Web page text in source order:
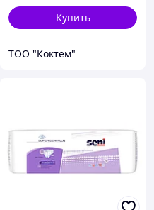
Купить
ТОО "Коктем"